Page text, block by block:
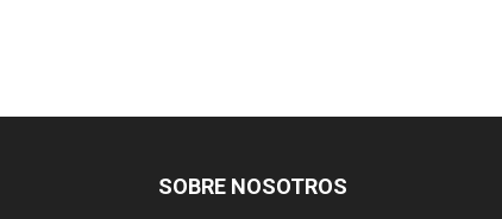
SOBRE NOSOTROS